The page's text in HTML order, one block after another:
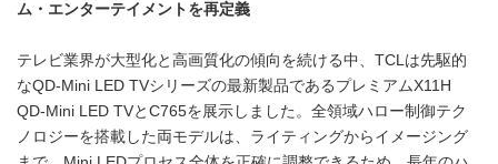
ム・エンターテイメントを再定義
テレビ業界が大型化と高画質化の傾向を続ける中、TCLは先駆的
なQD-Mini LED TVシリーズの最新製品であるプレミアムX11H
QD-Mini LED TVとC765を展示しました。全領域ハロー制御テク
ノロジーを搭載した両モデルは、ライティングからイメージング